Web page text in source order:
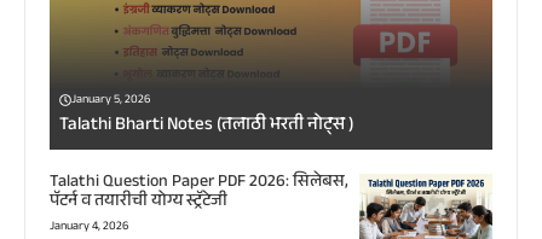
January 5, 2026
Talathi Bharti Notes (तलाठी भरती नोट्स )
Talathi Question Paper PDF 2026: सिलेबस,
पॅटर्न व तयारीची योग्य स्ट्रॅटेजी
January 4, 2026